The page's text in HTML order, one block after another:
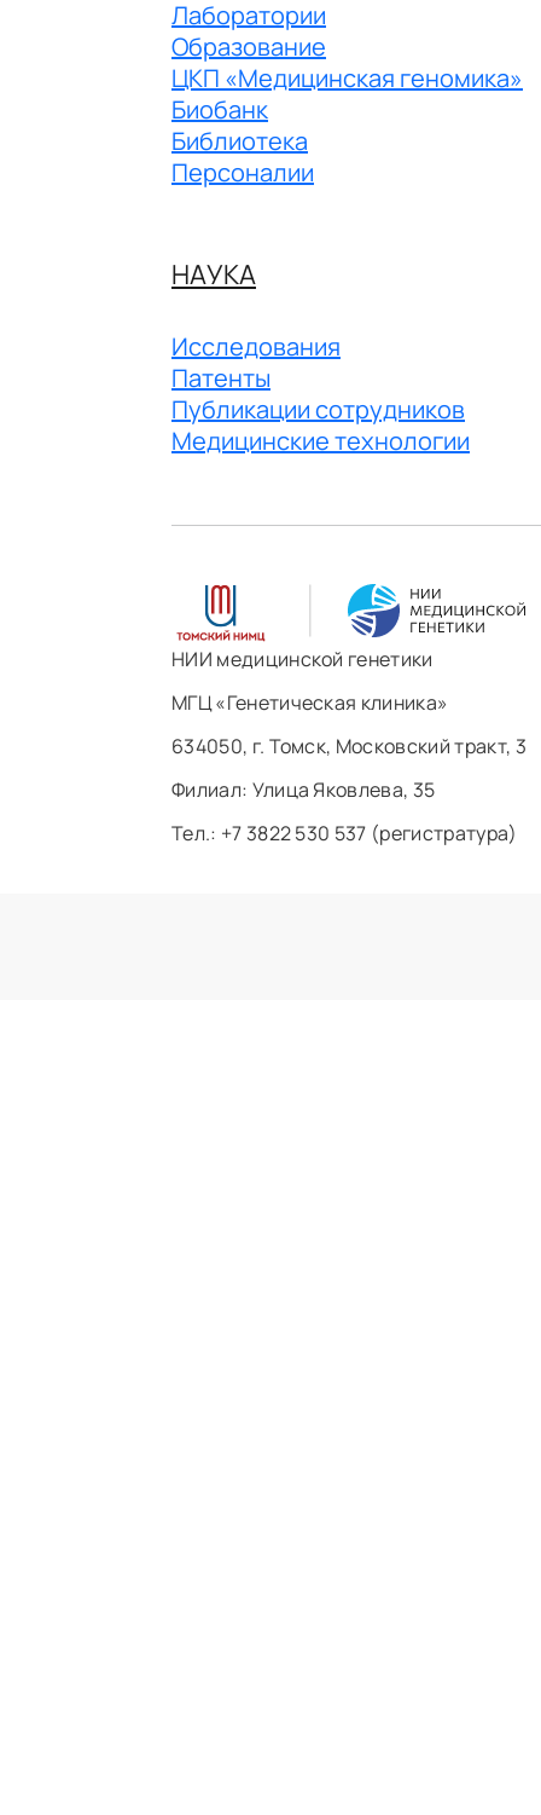
Лаборатории
Образование
ЦКП «Медицинская геномика»
Биобанк
Библиотека
Персоналии
НАУКА
Исследования
Патенты
Публикации сотрудников
Медицинские технологии
НИИ медицинской генетики
МГЦ «Генетическая клиника»
634050, г. Томск, Московский тракт, 3
Филиал: ​Улица Яковлева, 35
Тел.: +7 3822 530 537 (регистратура)